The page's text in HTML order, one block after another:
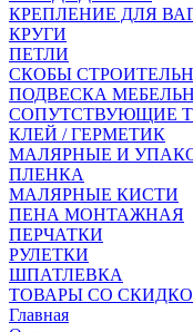
КРЕПЛЕНИЕ ДЛЯ
КРУГИ
ПЕТЛИ
СКОБЫ
ПОДВЕСКА
СОПУТСТВУЮЩИЕ
КЛЕЙ / ГЕРМЕТИК
МАЛЯРНЫЕ И
ПЛЕНКА
МАЛЯРНЫЕ КИСТИ
ПЕНА МОНТАЖНАЯ
ПЕРЧАТКИ
РУЛЕТКИ
ШПАТЛЕВКА
ТОВАРЫ СО
Главная